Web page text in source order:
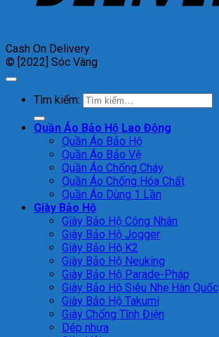
Cash On Delivery
© [2022] Sóc Vàng
Tìm kiếm:
Quần Áo Bảo Hộ Lao Động
Quần Áo Bảo Hộ
Quần Áo Bảo Vệ
Quần Áo Chống Cháy
Quần Áo Chống Hóa Chất
Quần Áo Dùng 1 Lần
Giày Bảo Hộ
Giày Bảo Hộ Công Nhân
Giày Bảo Hộ Jogger
Giày Bảo Hộ K2
Giày Bảo Hộ Neuking
Giày Bảo Hộ Parade-Pháp
Giày Bảo Hộ Siêu Nhẹ Hàn Quốc
Giày Bảo Hộ Takumi
Giày Chống Tĩnh Điện
Dép nhựa